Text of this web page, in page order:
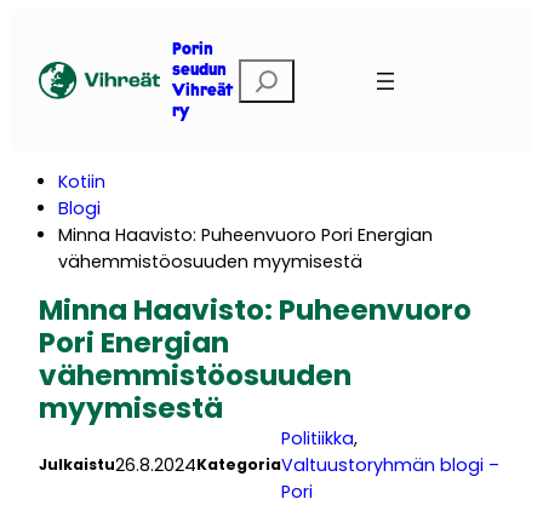
Porin
seudun
Vihreät
ry
t
Kotiin
Blogi
Minna Haavisto: Puheenvuoro Pori Energian
vähemmistöosuuden myymisestä
Minna Haavisto: Puheenvuoro
Pori Energian
vähemmistöosuuden
myymisestä
Julkaistu26.8.2024Kategoria
Politiikka
Valtuustoryhmän blogi –
Pori